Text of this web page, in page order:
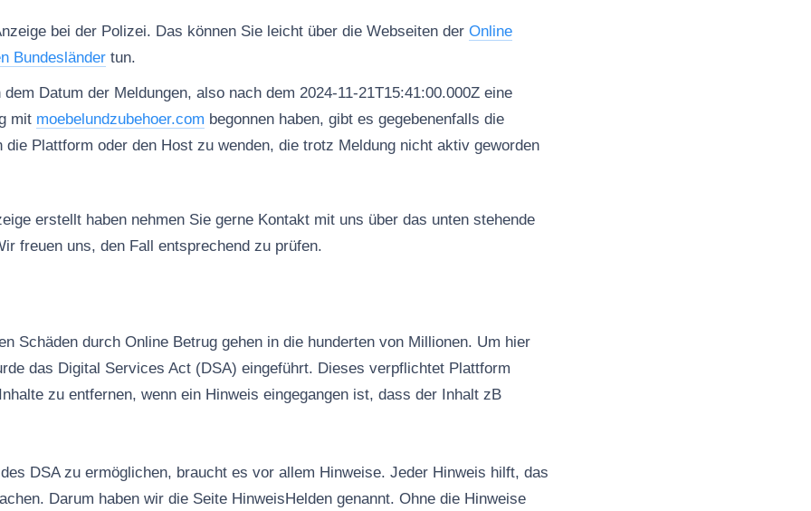
bei der Polizei. Das können Sie leicht über die Webseiten der Online
Bundesländer tun.
Datum der Meldungen, also nach dem 2024-11-21T15:41:00.000Z eine
mit moebelundzubehoer.com begonnen haben, gibt es gegebenenfalls die
Plattform oder den Host zu wenden, die trotz Meldung nicht aktiv geworden
erstellt haben nehmen Sie gerne Kontakt mit uns über das unten stehende
freuen uns, den Fall entsprechend zu prüfen.
Schäden durch Online Betrug gehen in die hunderten von Millionen. Um hier
das Digital Services Act (DSA) eingeführt. Dieses verpflichtet Plattform
zu entfernen, wenn ein Hinweis eingegangen ist, dass der Inhalt zB
DSA zu ermöglichen, braucht es vor allem Hinweise. Jeder Hinweis hilft, das
Darum haben wir die Seite HinweisHelden genannt. Ohne die Hinweise